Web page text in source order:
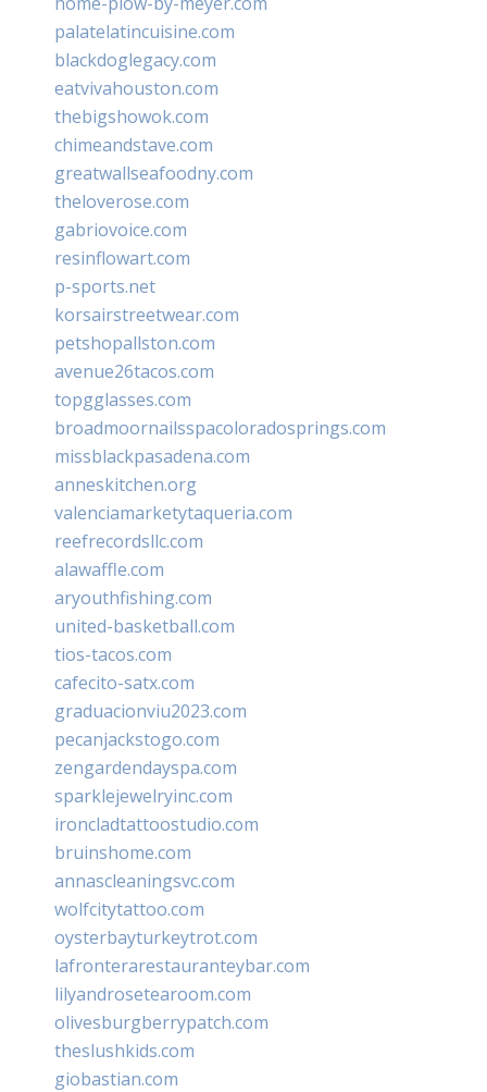
palatelatincuisine.com
blackdoglegacy.com
eatvivahouston.com
thebigshowok.com
chimeandstave.com
greatwallseafoodny.com
theloverose.com
gabriovoice.com
resinflowart.com
p-sports.net
korsairstreetwear.com
petshopallston.com
avenue26tacos.com
topgglasses.com
broadmoornailsspacoloradosprings.com
missblackpasadena.com
anneskitchen.org
valenciamarketytaqueria.com
reefrecordsllc.com
alawaffle.com
aryouthfishing.com
united-basketball.com
tios-tacos.com
cafecito-satx.com
graduacionviu2023.com
pecanjackstogo.com
zengardendayspa.com
sparklejewelryinc.com
ironcladtattoostudio.com
bruinshome.com
annascleaningsvc.com
wolfcitytattoo.com
oysterbayturkeytrot.com
lafronterarestauranteybar.com
lilyandrosetearoom.com
olivesburgberrypatch.com
theslushkids.com
giobastian.com